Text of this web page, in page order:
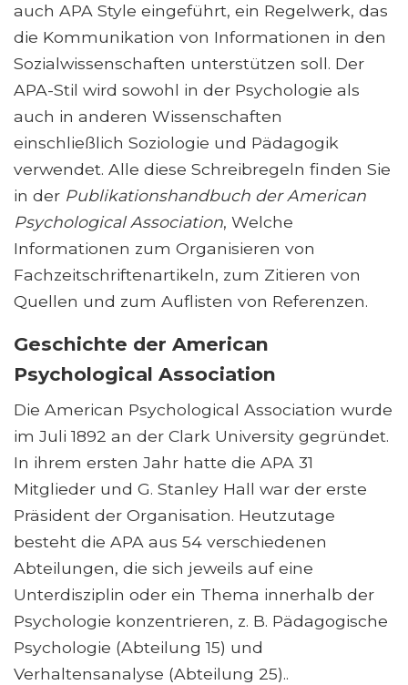
auch APA Style eingeführt, ein Regelwerk, das
die Kommunikation von Informationen in den
Sozialwissenschaften unterstützen soll. Der
APA-Stil wird sowohl in der Psychologie als
auch in anderen Wissenschaften
einschließlich Soziologie und Pädagogik
verwendet. Alle diese Schreibregeln finden Sie
in der Publikationshandbuch der American
Psychological Association, Welche
Informationen zum Organisieren von
Fachzeitschriftenartikeln, zum Zitieren von
Quellen und zum Auflisten von Referenzen.
Geschichte der American
Psychological Association
Die American Psychological Association wurde
im Juli 1892 an der Clark University gegründet.
In ihrem ersten Jahr hatte die APA 31
Mitglieder und G. Stanley Hall war der erste
Präsident der Organisation. Heutzutage
besteht die APA aus 54 verschiedenen
Abteilungen, die sich jeweils auf eine
Unterdisziplin oder ein Thema innerhalb der
Psychologie konzentrieren, z. B. Pädagogische
Psychologie (Abteilung 15) und
Verhaltensanalyse (Abteilung 25)..